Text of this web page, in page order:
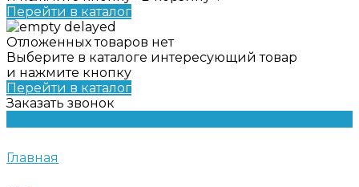
Перейти в каталог
Отложенных товаров нет
Выберите в каталоге интересующий товар
и нажмите кнопку
Перейти в каталог
Заказать звонок
Главная